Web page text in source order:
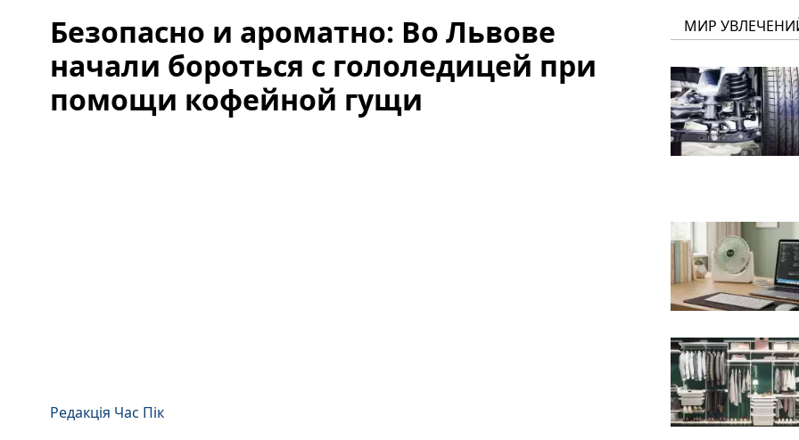
Безопасно и ароматно: Во Львове
начали бороться с гололедицей при
помощи кофейной гущи
Редакція Час Пік
МИР